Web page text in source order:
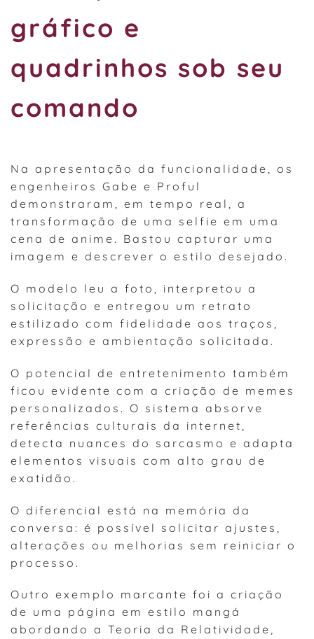
gráfico e
quadrinhos sob seu
comando
Na apresentação da funcionalidade, os
engenheiros Gabe e Proful
demonstraram, em tempo real, a
transformação de uma selfie em uma
cena de anime. Bastou capturar uma
imagem e descrever o estilo desejado.
O modelo leu a foto, interpretou a
solicitação e entregou um retrato
estilizado com fidelidade aos traços,
expressão e ambientação solicitada.
O potencial de entretenimento também
ficou evidente com a criação de memes
personalizados. O sistema absorve
referências culturais da internet,
detecta nuances do sarcasmo e adapta
elementos visuais com alto grau de
exatidão.
O diferencial está na memória da
conversa: é possível solicitar ajustes,
alterações ou melhorias sem reiniciar o
processo.
Outro exemplo marcante foi a criação
de uma página em estilo mangá
abordando a Teoria da Relatividade,